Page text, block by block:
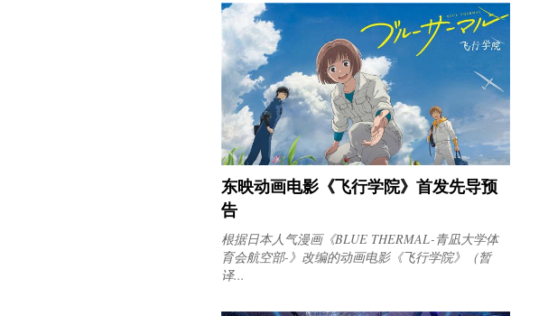
东映动画电影《飞行学院》首发先导预
告
根据日本人气漫画《BLUE THERMAL-青凪大学体
育会航空部-》改编的动画电影《飞行学院》（暂
译...